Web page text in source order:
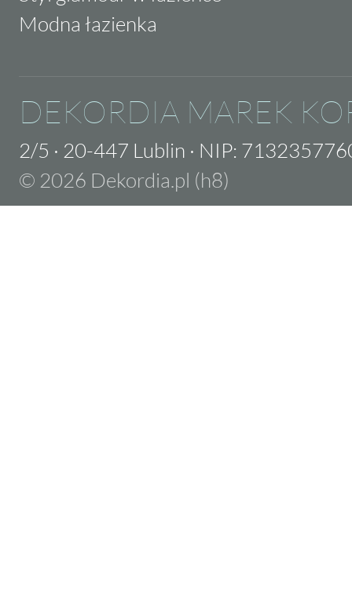
Modna łazienka
DEKORDIA MAREK
2/5 · 20-447 Lublin · NIP:
© 2026 Dekordia.pl (h8)